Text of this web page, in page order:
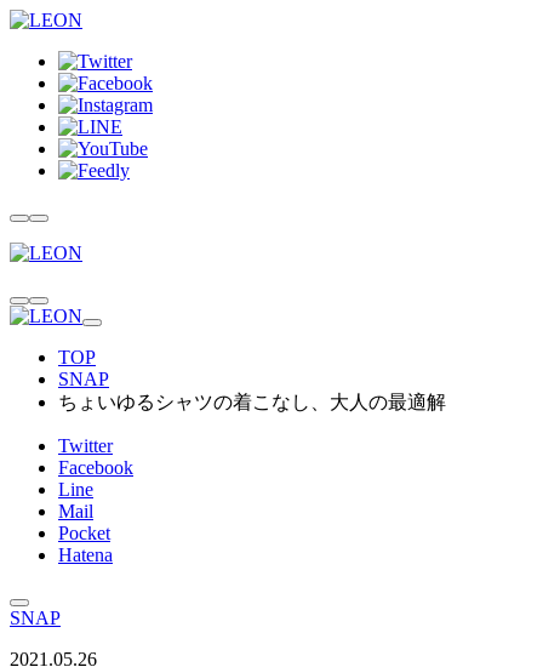
TOP
SNAP
ちょいゆるシャツの着こなし、大人の最適解
Twitter
Facebook
Line
Mail
Pocket
Hatena
SNAP
2021.05.26